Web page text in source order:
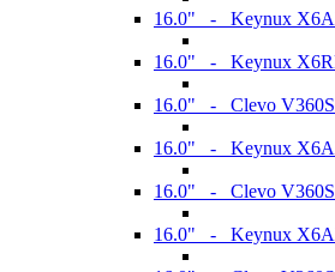
16.0" - Keynux
16.0" - Keynux
16.0" - Clevo
16.0" - Keynux
16.0" - Clevo
16.0" - Keynux